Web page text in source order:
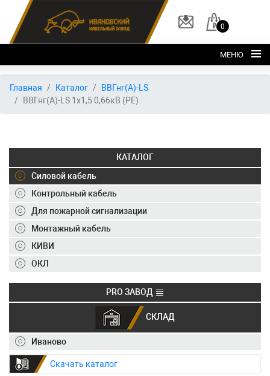
0
МЕНЮ
Главная
О заводе
Склад
ОКЛ
Вакансии
Контакты
+7 (495) 150-40-20
info@ivkz.ru
Главная Каталог
ВВГнг(А)-LS
ВВГнг(А)-LS 1х1,5 0,66кВ (PE)
КАТАЛОГ
Силовой кабель
Контрольный кабель
Для пожарной сигнализации
Монтажный кабель
КИВИ
ОКЛ
PRO ЗАВОД
СКЛАД
Иваново
Скачать каталог